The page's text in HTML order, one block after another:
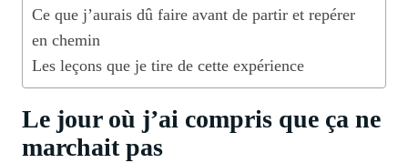
Ce que j’aurais dû faire avant de partir et repérer
en chemin
Les leçons que je tire de cette expérience
Le jour où j’ai compris que ça ne
marchait pas